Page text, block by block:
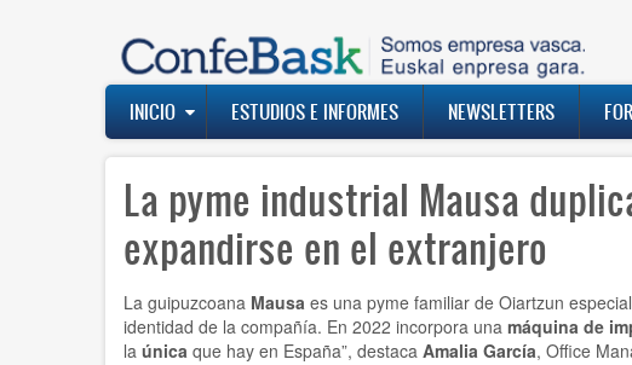
Navegación
principal
INICIO ESTUDIOS E INFORMES NEWSLETTERS
La pyme industrial Mausa
expandirse en el extranjero
La guipuzcoana Mausa es una pyme familiar de Oiartzun
identidad de la compañía. En 2022 incorpora una máquina de
la única que hay en España”, destaca Amalia García, Office